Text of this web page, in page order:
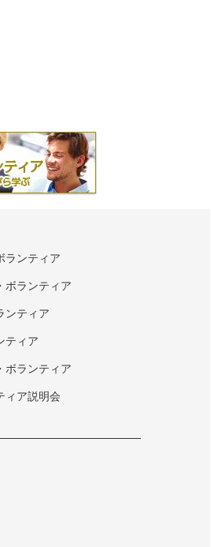
ランティア
ボランティア
ンティア
ティア
ボランティア
ィア説明会